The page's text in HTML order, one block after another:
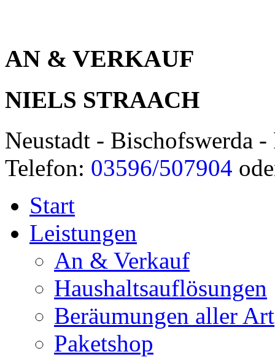
AN & VERKAUF
NIELS STRAACH
Neustadt - Bischofswerda -
Telefon: 03596/507904
Start
Leistungen
An & Verkauf
Haushaltsauflösungen
Beräumungen aller Art
Paketshop